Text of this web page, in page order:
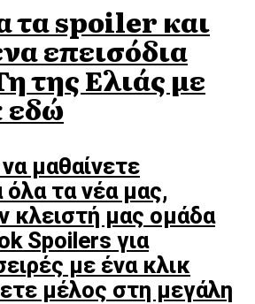
τα spoiler και
επεισόδια
της Ελιάς με
εδώ
μαθαίνετε
όλα τα νέα μας,
κλειστή μας ομάδα
Spoilers για
με ένα κλικ
μέλος στη μεγάλη